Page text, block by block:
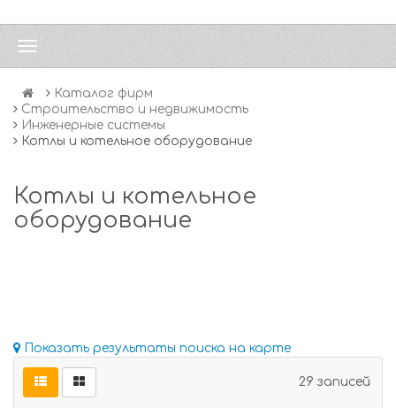
Каталог фирм
Строительство и недвижимость
Инженерные системы
Котлы и котельное оборудование
Котлы и котельное
оборудование
Показать результаты поиска на карте
29 записей